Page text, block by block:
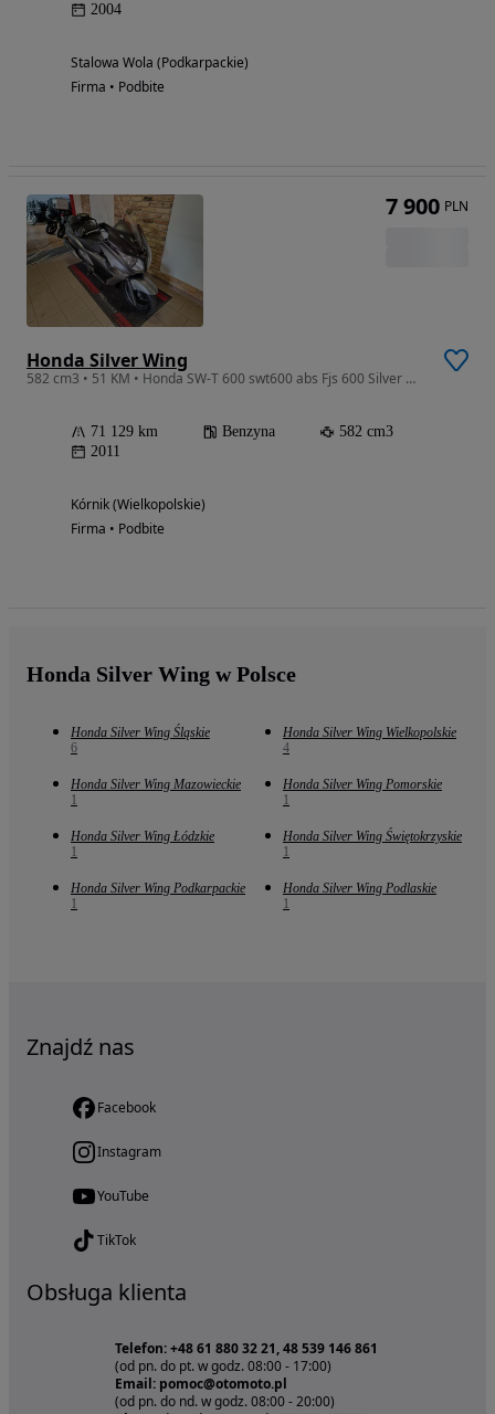
2004
Stalowa Wola (Podkarpackie)
Firma • Podbite
Honda Silver Wing
582 cm3 • 51 KM • Honda SW-T 600 swt600 abs Fjs 600 Silver Wing Silverwing 2011r
71 129 km Benzyna
582 cm3
2011
Kórnik (Wielkopolskie)
Firma • Podbite
7 900 PLN
Honda Silver Wing w Polsce
Honda Silver Wing Śląskie
6
Honda Silver Wing Wielkopolskie
4
Honda Silver Wing Mazowieckie
1
Honda Silver Wing Pomorskie
1
Honda Silver Wing Łódzkie
1
Honda Silver Wing Świętokrzyskie
1
Honda Silver Wing Podkarpackie
1
Honda Silver Wing Podlaskie
1
Znajdź nas
Facebook
Instagram
YouTube
TikTok
Obsługa klienta
Telefon: +48 61 880 32 21, 48 539 146 861
(od pn. do pt. w godz. 08:00 - 17:00)
Email: pomoc@otomoto.pl
(od pn. do nd. w godz. 08:00 - 20:00)